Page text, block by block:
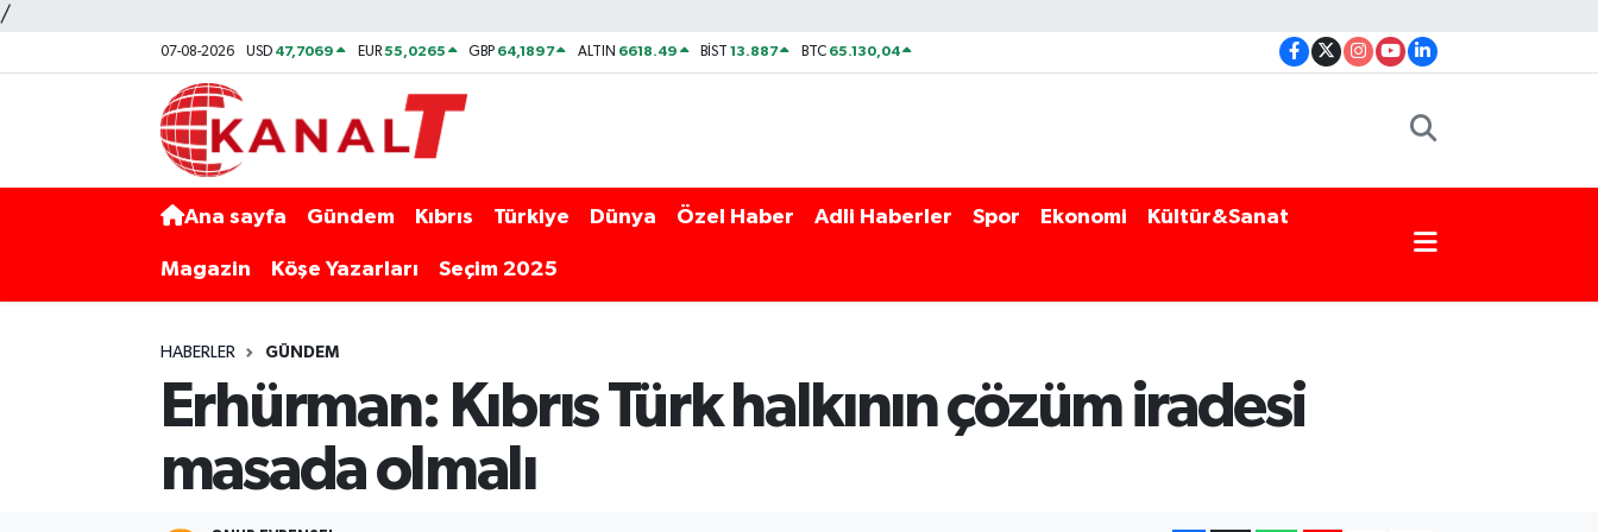
/
07-08-2026 USD 47,7069 EUR55,0265 GBP 64,1897 ALTIN 6618.49 BİST13.887 BTC 65.130,04
Ana sayfa Gündem Kıbrıs Türkiye Dünya Özel Haber Adli Haberler Spor Ekonomi Kültür&Sanat
Magazin Köşe Yazarları Seçim 2025
HABERLER GÜNDEM
Erhürman: Kıbrıs Türk halkının çözüm iradesi
masada olmalı